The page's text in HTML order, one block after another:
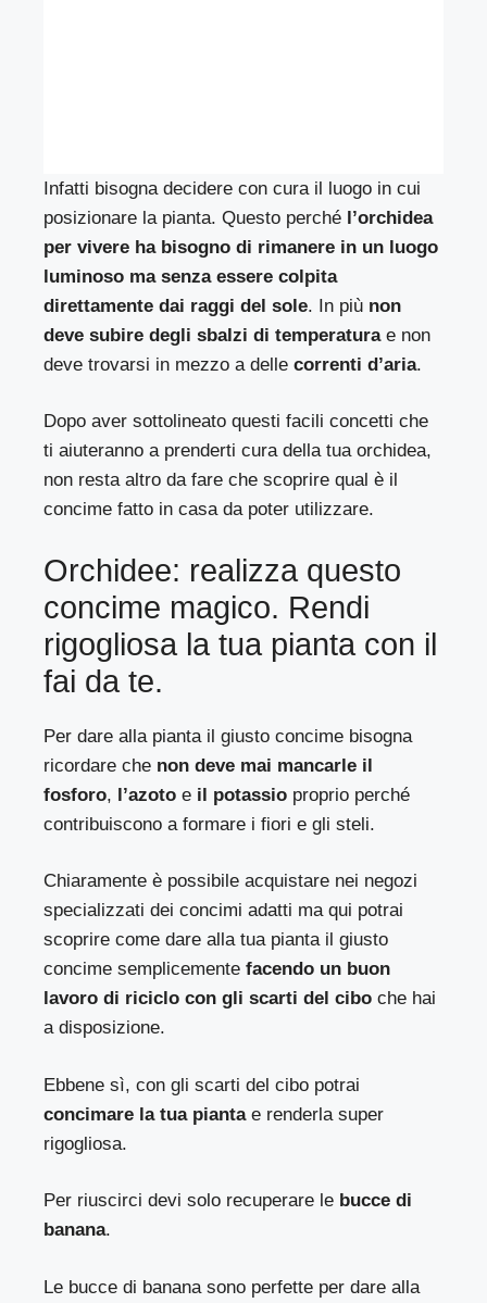
Infatti bisogna decidere con cura il luogo in cui
posizionare la pianta. Questo perché l’orchidea
per vivere ha bisogno di rimanere in un luogo
luminoso ma senza essere colpita
direttamente dai raggi del sole. In più non
deve subire degli sbalzi di temperaturae non
deve trovarsi in mezzo a delle correnti d’aria.
Dopo aver sottolineato questi facili concetti che
ti aiuteranno a prenderti cura della tua orchidea,
non resta altro da fare che scoprire qual è il
concime fatto in casa da poter utilizzare.
Orchidee: realizza questo
concime magico. Rendi
rigogliosa la tua pianta con il
fai da te.
Per dare alla pianta il giusto concime bisogna
ricordare che non deve mai mancarle il
fosforo, l’azoto e il potassio proprio perché
contribuiscono a formare i fiori e gli steli.
Chiaramente è possibile acquistare nei negozi
specializzati dei concimi adatti ma qui potrai
scoprire come dare alla tua pianta il giusto
concime semplicementefacendo un buon
lavoro di riciclo con gli scarti del cibo che hai
a disposizione.
Ebbene sì, con gli scarti del cibo potrai
concimare la tua piantae renderla super
rigogliosa.
Per riuscirci devi solo recuperare le bucce di
banana.
Le bucce di banana sono perfette per dare alla